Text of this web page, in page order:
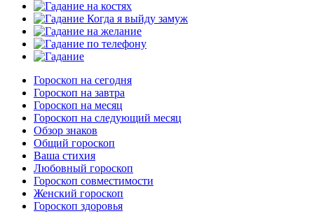
Гороскоп на сегодня
Гороскоп на завтра
Гороскоп на месяц
Гороскоп на следующий месяц
Обзор знаков
Общий гороскоп
Ваша стихия
Любовный гороскоп
Гороскоп совместимости
Женский гороскоп
Гороскоп здоровья